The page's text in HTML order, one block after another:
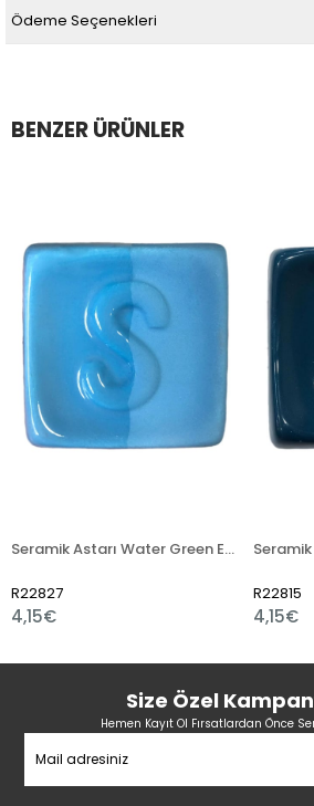
Ödeme Seçenekleri
BENZER ÜRÜNLER
Seramik Astarı Water Green ENG 052
Size Özel
Hemen Kayıt Ol Fırsatlardan Önce